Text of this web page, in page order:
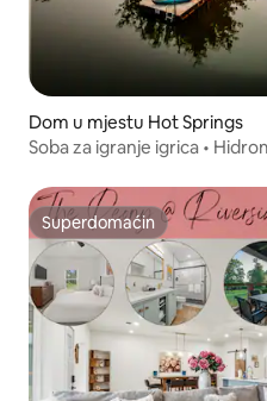
Dom u mjestu Hot Springs
Soba za igranje igrica •
Superdomaćin
Superdomaćin